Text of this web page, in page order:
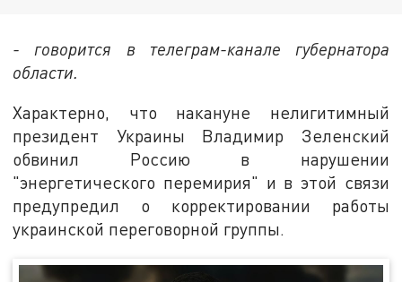
- говорится в телеграм-канале губернатора
области.
Характерно, что накануне нелигитимный
президент Украины Владимир Зеленский
обвинил Россию в нарушении
"энергетического перемирия" и в этой связи
предупредил о корректировании работы
украинской переговорной группы.